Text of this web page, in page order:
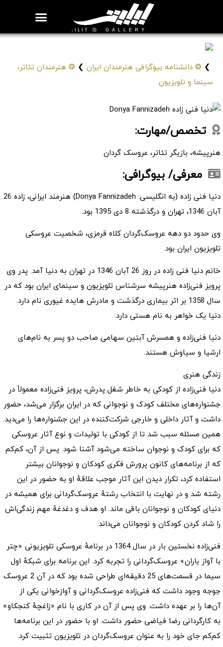
❯ ❂ دانشنامه بیوگرافی هنرمندان ایران ❯ ❂ هنرمندان تئاتر،
سینما و تلویزیون
تخصص/مهارت:
هنرپیشه، بازیگر تئاتر، عروسک گردان
معرفی/ بیوگرافی:
دنیا فنی زاده (به انگلیسی: Donya Fannizadeh) هنرمند ایرانی، زاده 26
آبان 1346، تهران و درگذشته 8 دی 1395 بود.
وی حدود دو دهه عروسک‌گردان کلاه قرمزی، شخصیت عروسکی
تلویزیون ایران بود.
خانم دنیا فنی زاده در روز 26 آبان 1346 در تهران به دنیا آمد. پدر وی
پرویز فنی‌زاده هنرپیشه سرشناس تلویزیون و سینمای ایران بود که در
سال 1358 بر اثر بیماری درگذشت و مادرش هایده غیوری نام دارد.
دنیا یک خواهر به نام هستی دارد.
دنیا فنی‌زاده و همسرش آبتین سهامی صاحب دو پسر به نام‌های
ارشیا و سیاوش هستند.
زندگی هنری
دنیا فنی‌زاده از کودکی به خاطر شغل پدرش، پرویز فنی‌زاده معمولاً در
جشنواره‌های مختلف کودک و نوجوانی که در ایران برگزار می‌شد، حضور
داشت و آثار داخلی و خارجی شرکت‌کننده در این جشنواره‌ها را می‌دید.
همین مسئله سبب شد تا از کودکی با تولیدات و نوع آثار عروسکی
که برای کودک و نوجوان ساخته می‌شود آشنا شود. پس از آن، کم‌کم
که از برنامه‌های کانون پرورش فکری کودکان و نوجوانان بیشتر
استفاده کرد، تکرار دیدن این آثار موجب علاقهٔ او به حضور در این
رشته شد و در نهایت با انتخاب رشتهٔ عروسک‌گردانی برای همیشه در
دنیای کودکان و نوجوانان باقی ماند. او هدف و دغدغهٔ مهم زندگی‌اش
را شاد کردن کودکان و نوجوانان می‌داند.
فنی‌زاده نخستین بار در سال 1364 در برنامهٔ عروسکی تلویزیونی «چتر
با آواز باران» عروسک‌گردانی را تجربه کرد. این برنامه برای شبکهٔ اول
سیما در قسمت‌های 25 دقیقه‌ای طراحی شده بود که در آن 2 عروسک
جوجه وجود داشت که فنی‌زاده عروسک‌گردانی و آوازخوانی یکی از
آن‌ها را بر عهده داشت. وی پس از آن در کاری با نام «زاغچهٔ کنجکاو»
به کارگردانی رضا فیاضی حضور داشت. او با حضور در این برنامه‌ها
کم‌کم جای خود را به عنوان عروسک‌گردان در تلویزیون تثبیت کرد.